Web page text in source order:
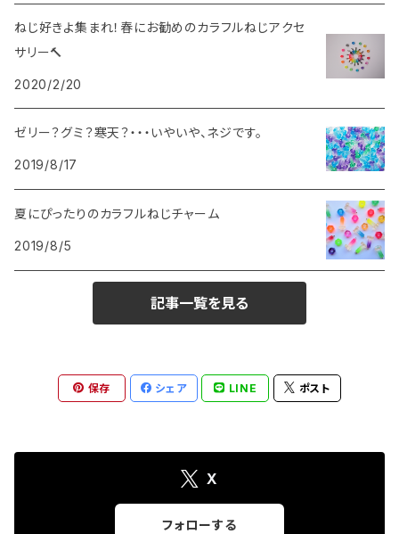
ねじ好きよ集まれ！春にお勧めのカラフルねじアクセ
サリー🔨
2020/2/20
ゼリー？グミ？寒天？・・・いやいや、ネジです。
2019/8/17
夏にぴったりのカラフルねじチャーム
2019/8/5
記事一覧を見る
保存 シェア LINE ポスト
X
フォローする